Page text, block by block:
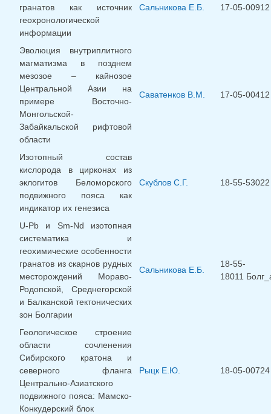
гранатов как источник
геохронологической
информации
Сальникова Е.Б. 17-05-00912
Эволюция внутриплитного
магматизма в позднем
мезозое – кайнозое
Центральной Азии на
примере Восточно-
Монгольской-
Забайкальской рифтовой
области
Саватенков В.М. 17-05-00412
Изотопный состав
кислорода в цирконах из
эклогитов Беломорского
подвижного пояса как
индикатор их генезиса
Скублов С.Г. 18-55-53022
U-Pb и Sm-Nd изотопная
систематика и
геохимические особенности
гранатов из скарнов рудных
месторождений Мораво-
Родопской, Среднегорской
и Балканской тектонических
зон Болгарии
Сальникова Е.Б.
18-55-
18011
Геологическое строение
области сочленения
Сибирского кратона и
северного фланга
Центрально-Азиатского
подвижного пояса: Мамско-
Конкудерский блок
Рыцк Е.Ю. 18-05-00724